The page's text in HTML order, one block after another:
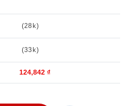
(28k)
(33k)
124,842 ₫